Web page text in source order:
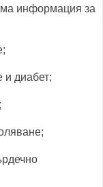
информация за
и диабет;